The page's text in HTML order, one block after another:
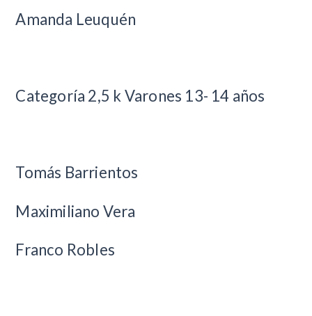
Amanda Leuquén
Categoría 2,5 k Varones 13- 14 años
Tomás Barrientos
Maximiliano Vera
Franco Robles